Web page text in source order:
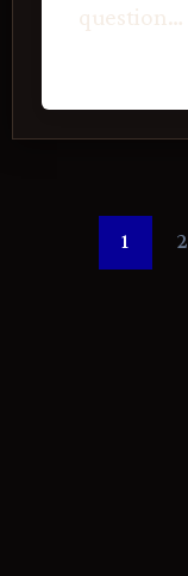
question…
1 2